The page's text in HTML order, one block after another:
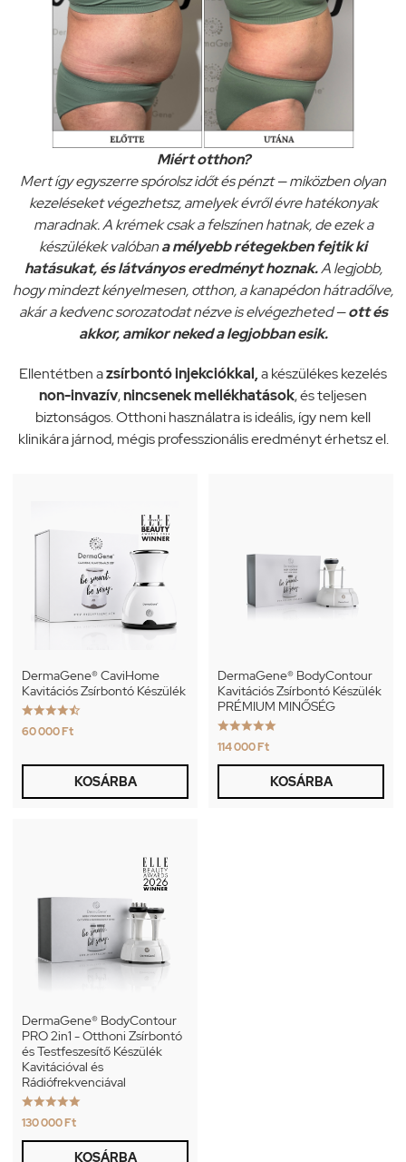
Miért otthon?
Mert így egyszerre spórolsz időt és pénzt — miközben olyan
kezeléseket végezhetsz, amelyek évről évre hatékonyak
maradnak. A krémek csak a felszínen hatnak, de ezek a
készülékek valóbana mélyebb rétegekben fejtik ki
hatásukat, és látványos eredményt hoznak.A legjobb,
hogy mindezt kényelmesen, otthon, a kanapédon hátradőlve,
akár a kedvenc sorozatodat nézve is elvégezheted —ott és
akkor, amikor neked a legjobban esik.
Ellentétben azsírbontó injekciókkal,a készülékes kezelés
non-invazív,nincsenek mellékhatások, és teljesen
biztonságos. Otthoni használatra is ideális, így nem kell
klinikára járnod, mégis professzionális eredményt érhetsz el.
DermaGene® CaviHome
Kavitációs Zsírbontó Készülék

60 000 Ft
KOSÁRBA
DermaGene® BodyContour
Kavitációs Zsírbontó Készülék
PRÉMIUM MINŐSÉG

114 000 Ft
KOSÁRBA
DermaGene® BodyContour
PRO 2in1 - Otthoni Zsírbontó
és Testfeszesítő Készülék
Kavitációval és
Rádiófrekvenciával

130 000 Ft
KOSÁRBA